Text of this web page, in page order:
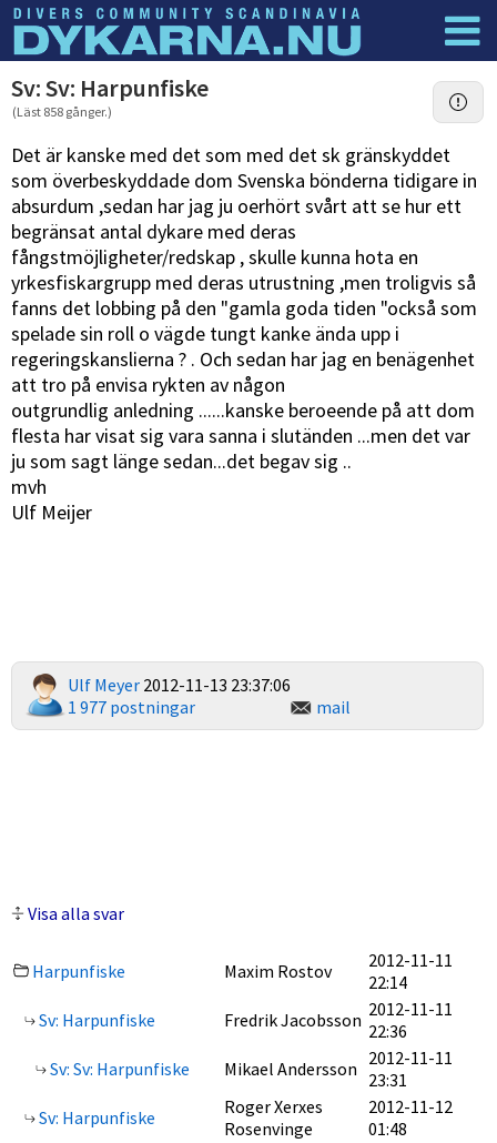
Dyknyheter Logga in
Sv: Sv: Harpunfiske
(Läst 858 gånger.)
Det är kanske med det som med det sk gränskyddet
som överbeskyddade dom Svenska bönderna tidigare in
absurdum ,sedan har jag ju oerhört svårt att se hur ett
begränsat antal dykare med deras
fångstmöjligheter/redskap , skulle kunna hota en
yrkesfiskargrupp med deras utrustning ,men troligvis så
fanns det lobbing på den "gamla goda tiden "också som
spelade sin roll o vägde tungt kanke ända upp i
regeringskanslierna ? . Och sedan har jag en benägenhet
att tro på envisa rykten av någon
outgrundlig anledning ......kanske beroeende på att dom
flesta har visat sig vara sanna i slutänden ...men det var
ju som sagt länge sedan...det begav sig ..
mvh
Ulf Meijer
Ulf Meyer 2012-11-13 23:37:06
1 977 postningar
mail
Visa alla svar
Harpunfiske Maxim Rostov
2012-11-11
22:14
Sv: Harpunfiske
Fredrik Jacobsson 2012-11-11
22:36
Sv: Sv: Harpunfiske
Mikael Andersson 2012-11-11
23:31
Sv: Harpunfiske
Roger Xerxes
Rosenvinge
2012-11-12
01:48